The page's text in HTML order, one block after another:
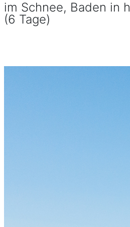
im Schnee, Baden in
(6 Tage)